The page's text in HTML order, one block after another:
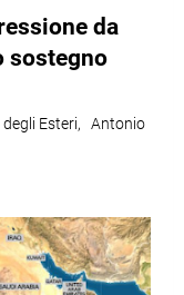
da
sostegno
degli Esteri, Antonio